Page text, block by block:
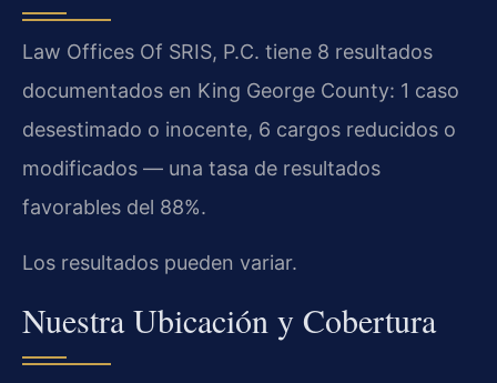
Law Offices Of SRIS, P.C. tiene 8 resultados
documentados en King George County: 1 caso
desestimado o inocente, 6 cargos reducidos o
modificados — una tasa de resultados
favorables del 88%.
Los resultados pueden variar.
Nuestra Ubicación y Cobertura